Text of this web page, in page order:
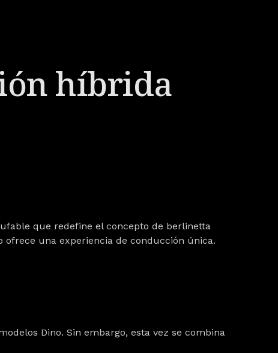
híbrida
que redefine el concepto de berlinetta
ofrece una experiencia de conducción única.
Dino. Sin embargo, esta vez se combina